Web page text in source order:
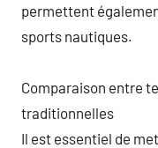
permettent
sports nautiques.
Comparaison entre
traditionnelles
Il est essentiel de